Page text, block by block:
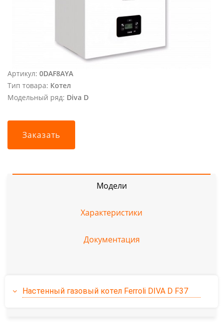
Артикул: 0DAF8AYA
Тип товара: Котел
Модельный ряд: Diva D
Заказать
Модели
Характеристики
Документация
Настенный газовый котел Ferroli DIVA D F37